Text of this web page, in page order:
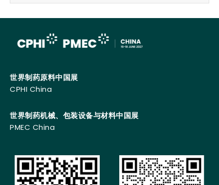
世界制药原料中国展
CPHI China
世界制药机械、包装设备与材料中国展
PMEC China